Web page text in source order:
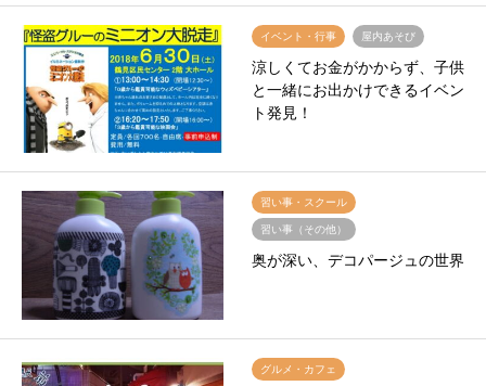
イベント・行事 屋内あそび
涼しくてお金がかからず、子供
と一緒にお出かけできるイベン
ト発見！
習い事・スクール
習い事（その他）
奥が深い、デコパージュの世界
グルメ・カフェ